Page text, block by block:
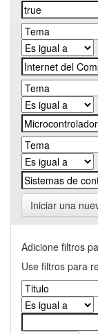
Iniciar una
Adicione filtros
Use filtros para